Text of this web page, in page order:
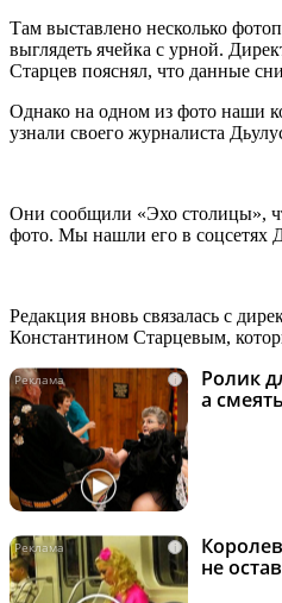
Там выставлено несколько
выглядеть ячейка с урной.
Старцев пояснял, что данные
Однако на одном из фото наши
узнали своего журналиста
Они сообщили «Эхо столицы»,
фото. Мы нашли его в соцсетях
Редакция вновь связалась с
Константином Старцевым,
i
Ролик
а
i
не